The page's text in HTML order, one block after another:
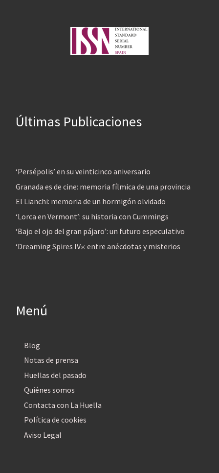
Últimas Publicaciones
‘Persépolis’ en su veinticinco aniversario
Granada es de cine: memoria fílmica de una provincia
El Lianchi: memoria de un hormigón olvidado
‘Lorca en Vermont’: su historia con Cummings
‘Bajo el ojo del gran pájaro’: un futuro especulativo
‘Dreaming Spires IV»: entre anécdotas y misterios
Menú
Blog
Notas de prensa
Huellas del pasado
Quiénes somos
Contacta con La Huella
Política de cookies
Aviso Legal